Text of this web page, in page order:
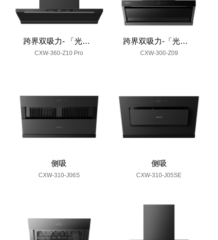
跨界双吸力- 「光耀」
CXW-360-Z10 Pro
跨界双吸力-「光耀」
CXW-300-Z09
侧吸
CXW-310-J06S
侧吸
CXW-310-J05SE